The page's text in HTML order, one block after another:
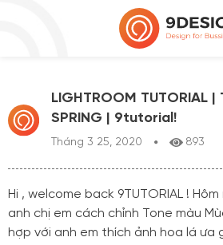
LIGHTROOM TUTORIAL |
SPRING | 9tutorial!
Tháng 3 25, 2020 893
Hi , welcome back 9TUTORIAL !
anh chị em cách chỉnh Tone màu
hợp với anh em thích ảnh hoa lá ưa